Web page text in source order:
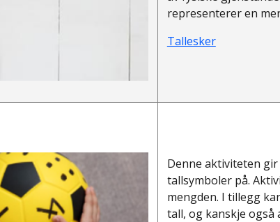
representerer en
Tallesker
Denne aktiviteten
tallsymboler på.
mengden. I tillegg
tall, og kanskje også